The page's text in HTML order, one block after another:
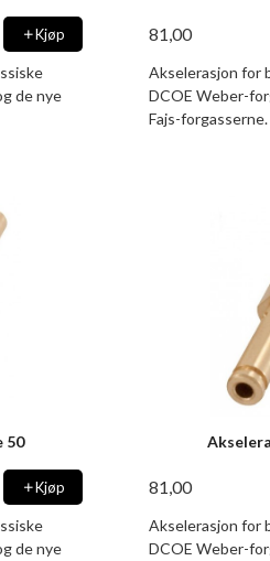
Kjøp
de nye
81,00
Akselerasjon for
DCOE Weber-
Fajs-forgasserne.
50
Kjøp
de nye
81,00
Akselerasjon for
DCOE Weber-